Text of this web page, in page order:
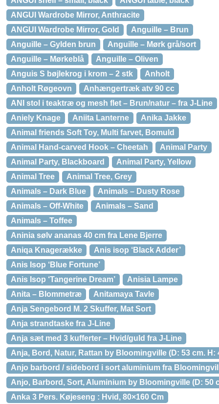
ANGUI Wardrobe Mirror, Anthracite
ANGUI Wardrobe Mirror, Gold
Anguille – Brun
Anguille – Gylden brun
Anguille – Mørk grå/sort
Anguille – Mørkeblå
Anguille – Oliven
Anguis S bøjlekrog i krom – 2 stk
Anholt
Anholt Røgeovn
Anhængertræk atv 90 cc
ANI stol i teaktræ og mesh flet – Brun/natur – fra J-Line
Aniely Knage
Aniita Lanterne
Anika Jakke
Animal friends Soft Toy, Multi farvet, Bomuld
Animal Hand-carved Hook – Cheetah
Animal Party
Animal Party, Blackboard
Animal Party, Yellow
Animal Tree
Animal Tree, Grey
Animals – Dark Blue
Animals – Dusty Rose
Animals – Off-White
Animals – Sand
Animals – Toffee
Aninia sølv ananas 40 cm fra Lene Bjerre
Aniqa Knagerække
Anis isop ‘Black Adder’
Anis Isop ‘Blue Fortune’
Anis Isop ‘Tangerine Dream’
Anisia Lampe
Anita – Blommetræ
Anitamaya Tavle
Anja Sengebord M. 2 Skuffer, Mat Sort
Anja strandtaske fra J-Line
Anja sæt med 3 kufferter – Hvid/guld fra J-Line
Anja, Bord, Natur, Rattan by Bloomingville (D: 53 cm. H:
Anjo barbord / sidebord i sort aluminium fra
Anjo, Barbord, Sort, Aluminium by Bloomingville (D: 50
Anka 3 Pers. Køjeseng : Hvid, 80×160 Cm